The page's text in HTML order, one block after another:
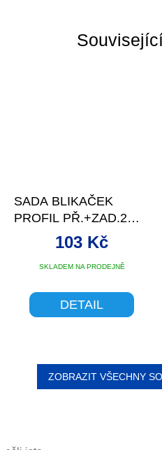
SADA BLIKAČEK
PROFIL PŘ.+ZAD.2
LED/2FCE
RŮŽOVÉ+BAT
SKLADEM NA PRODEJNĚ
103 Kč
DETAIL
ZOBRAZIT VŠECHNY